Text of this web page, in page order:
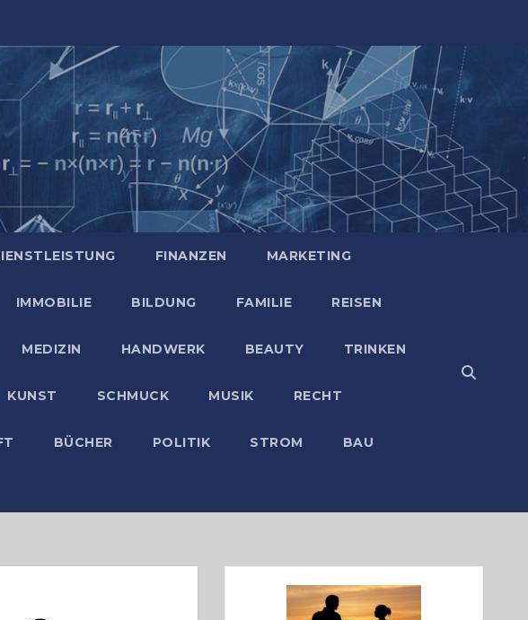
FINANZEN MARKETING
IMMOBILIE BILDUNG FAMILIE REISEN
MEDIZIN HANDWERK BEAUTY TRINKEN
KUNST SCHMUCK MUSIK RECHT
BÜCHER POLITIK STROM BAU